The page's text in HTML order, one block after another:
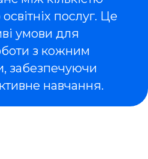
послуг. Це
умови для
з кожним
забезпечуючи
навчання.